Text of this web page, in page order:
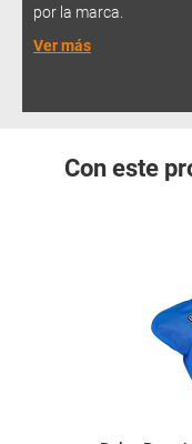
por la marca.
Ver más
Con este